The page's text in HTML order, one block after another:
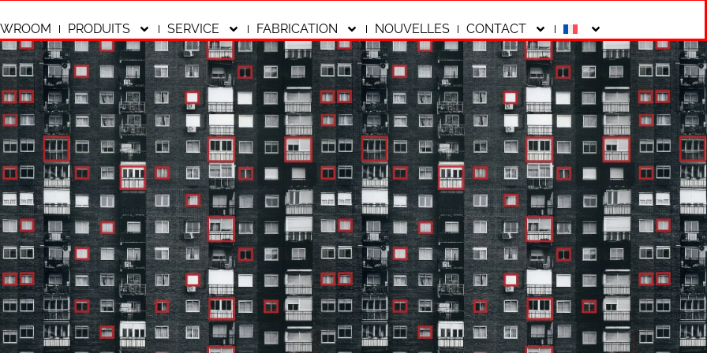
PRODUITS SERVICE FABRICATION NOUVELLES CONTACT